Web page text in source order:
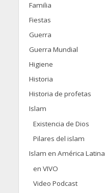
Familia
Fiestas
Guerra
Guerra Mundial
Higiene
Historia
Historia de profetas
Islam
Existencia de Dios
Pilares del islam
Islam en América Latina
en VIVO
Video Podcast